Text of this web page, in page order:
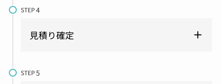
STEP
見積り確定
STEP